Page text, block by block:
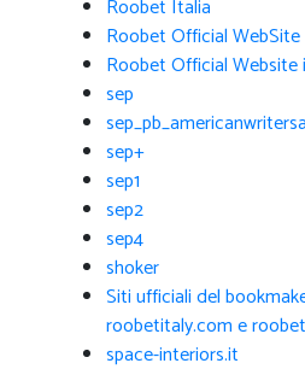
Roobet Italia
Roobet Official WebSite
Roobet Official Website
sep
sep+
sep1
sep2
sep4
shoker
Siti ufficiali del
roobetitaly.com e
space-interiors.it